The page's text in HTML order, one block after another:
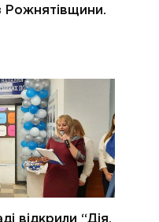
Рожнятівщини.
відкрили “Дія.